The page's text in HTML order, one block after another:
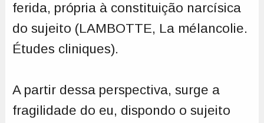
ferida, própria à constituição narcísica
do sujeito (LAMBOTTE, La mélancolie.
Études cliniques).
A partir dessa perspectiva, surge a
fragilidade do eu, dispondo o sujeito